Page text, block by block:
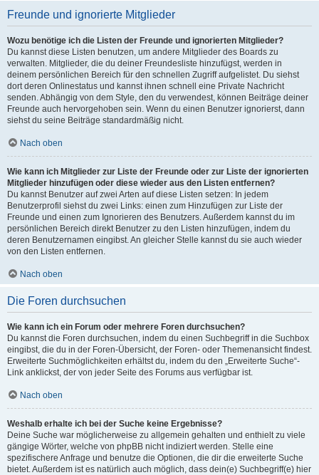
Freunde und ignorierte Mitglieder
Wozu benötige ich die Listen der Freunde und ignorierten Mitglieder?
Du kannst diese Listen benutzen, um andere Mitglieder des Boards zu
verwalten. Mitglieder, die du deiner Freundesliste hinzufügst, werden in
deinem persönlichen Bereich für den schnellen Zugriff aufgelistet. Du siehst
dort deren Onlinestatus und kannst ihnen schnell eine Private Nachricht
senden. Abhängig von dem Style, den du verwendest, können Beiträge deiner
Freunde auch hervorgehoben sein. Wenn du einen Benutzer ignorierst, dann
siehst du seine Beiträge standardmäßig nicht.
Nach oben
Wie kann ich Mitglieder zur Liste der Freunde oder zur Liste der ignorierten
Mitglieder hinzufügen oder diese wieder aus den Listen entfernen?
Du kannst Benutzer auf zwei Arten auf diese Listen setzen: In jedem
Benutzerprofil siehst du zwei Links: einen zum Hinzufügen zur Liste der
Freunde und einen zum Ignorieren des Benutzers. Außerdem kannst du im
persönlichen Bereich direkt Benutzer zu den Listen hinzufügen, indem du
deren Benutzernamen eingibst. An gleicher Stelle kannst du sie auch wieder
von den Listen entfernen.
Nach oben
Die Foren durchsuchen
Wie kann ich ein Forum oder mehrere Foren durchsuchen?
Du kannst die Foren durchsuchen, indem du einen Suchbegriff in die Suchbox
eingibst, die du in der Foren-Übersicht, der Foren- oder Themenansicht findest.
Erweiterte Suchmöglichkeiten erhältst du, indem du den „Erweiterte Suche“-
Link anklickst, der von jeder Seite des Forums aus verfügbar ist.
Nach oben
Weshalb erhalte ich bei der Suche keine Ergebnisse?
Deine Suche war möglicherweise zu allgemein gehalten und enthielt zu viele
gängige Wörter, welche von phpBB nicht indiziert werden. Stelle eine
spezifischere Anfrage und benutze die Optionen, die dir die erweiterte Suche
bietet. Außerdem ist es natürlich auch möglich, dass dein(e) Suchbegriff(e) hier